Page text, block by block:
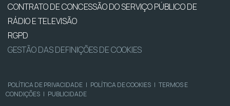
CONTRATO DE CONCESSÃO DO SERVIÇO PÚBLICO DE
RÁDIO E TELEVISÃO
RGPD
GESTÃO DAS DEFINIÇÕES DE COOKIES
POLÍTICA DE PRIVACIDADE | POLÍTICA DE COOKIES | TERMOS E
CONDIÇÕES | PUBLICIDADE